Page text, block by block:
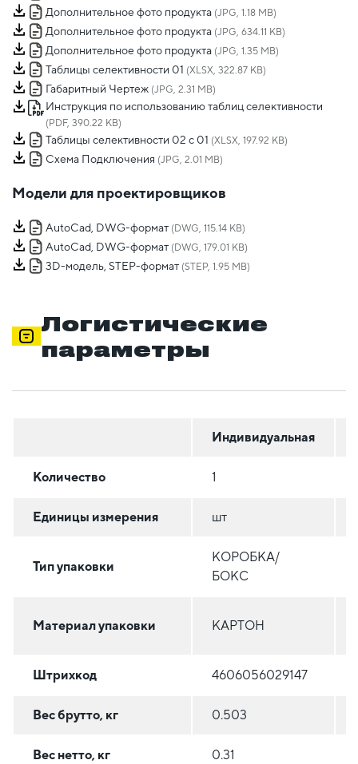
Дополнительное фото продукта (JPG, 1.18 MB)
Дополнительное фото продукта (JPG, 634.11 KB)
Дополнительное фото продукта (JPG, 1.35 MB)
Таблицы селективности 01 (XLSX, 322.87 KB)
Габаритный Чертеж (JPG, 2.31 MB)
Инструкция по использованию таблиц селективности
(PDF, 390.22 KB)
Таблицы селективности 02 с 01 (XLSX, 197.92 KB)
Схема Подключения (JPG, 2.01 MB)
Модели для проектировщиков
AutoCad, DWG-формат (DWG, 115.14 KB)
AutoCad, DWG-формат (DWG, 179.01 KB)
3D-модель, STEP-формат (STEP, 1.95 MB)
Логистические
параметры
Индивидуальная
Количество 1
Единицы измерения шт
Тип упаковки
КОРОБКА/
БОКС
Материал упаковки КАРТОН
Штрихкод 4606056029147
Вес брутто, кг 0.503
Вес нетто, кг 0.31